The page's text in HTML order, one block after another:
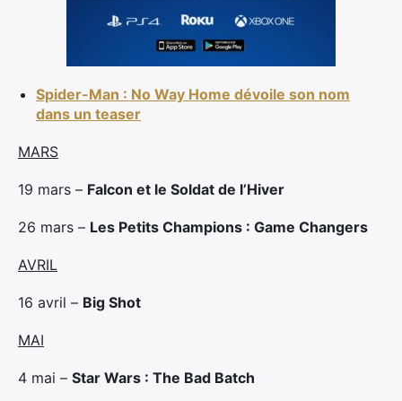
Spider-Man : No Way Home dévoile son nom
dans un teaser
MARS
19 mars – Falcon et le Soldat de l’Hiver
26 mars – Les Petits Champions : Game Changers
AVRIL
16 avril – Big Shot
MAI
4 mai – Star Wars : The Bad Batch